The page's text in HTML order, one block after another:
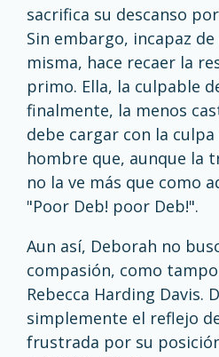
sacrifica su descanso
Sin embargo, incapaz
misma, hace recaer la
primo. Ella, la culpable
finalmente, la menos
debe cargar con la
hombre que, aunque la
no la ve más que como
"Poor Deb! poor Deb!".
Aun así, Deborah no
compasión, como
Rebecca Harding Davis.
simplemente el reflejo
frustrada por su